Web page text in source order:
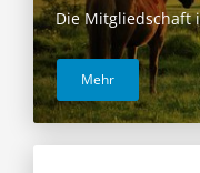
Die Mitgliedschaft
Mehr